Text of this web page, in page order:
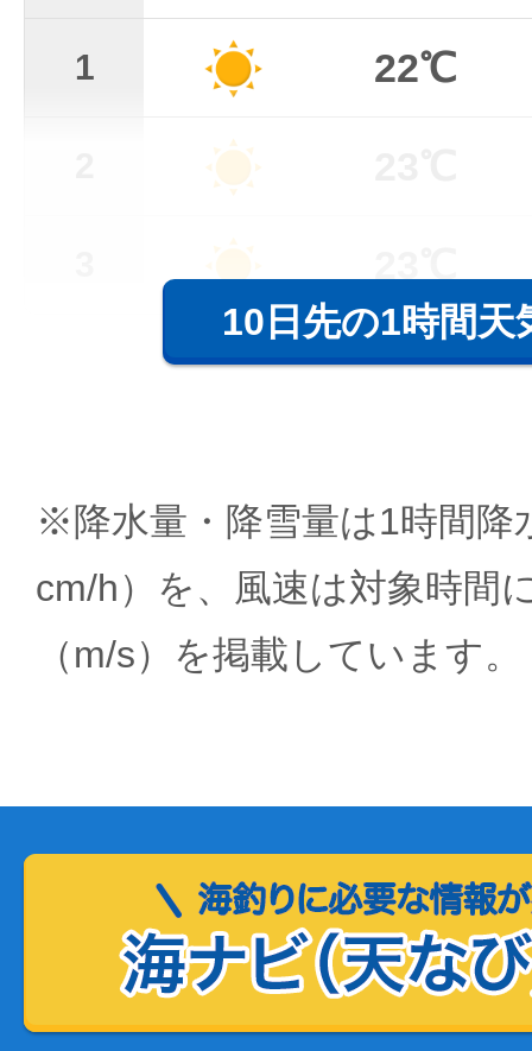
1 22℃
10日先の1時間天
※降水量・降雪量は1時間降
cm/h）を、風速は対象時間
（m/s）を掲載しています。